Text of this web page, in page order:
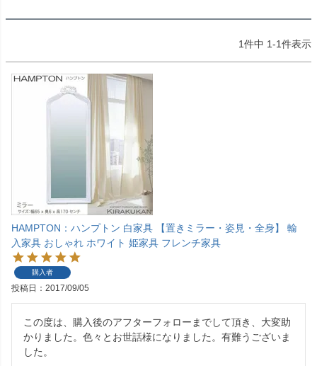
1件中 1-1件表示
HAMPTON：ハンプトン 白家具 【置きミラー・姿見・全身】 輸
入家具 おしゃれ ホワイト 姫家具 フレンチ家具
購入者
投稿日 2017/09/05
この度は、購入後のアフターフォローまでして頂き、大変助
かりました。色々とお世話様になりました。有難うございま
した。